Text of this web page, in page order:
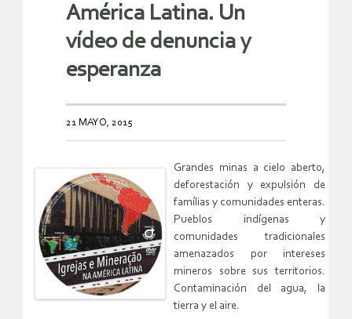
América Latina. Un
vídeo de denuncia y
esperanza
21 MAYO, 2015
Grandes minas a cielo aberto,
deforestación y expulsión de
famílias y comunidades enteras.
Pueblos indígenas y
comunidades tradicionales
amenazados por intereses
mineros sobre sus territorios.
Contaminación del agua, la
tierra y el aire.